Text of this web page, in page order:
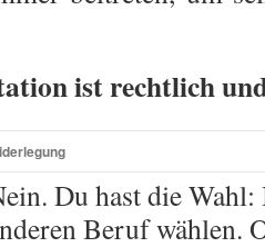
ist rechtlich
Du hast die
Beruf wählen.